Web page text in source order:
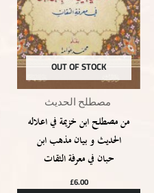
OUT OF STOCK
من مصطلح ابن خزيمة في اعلاله
الحديث و بيان مذهب ابن
حبان في معرفة الثقات
£6.00